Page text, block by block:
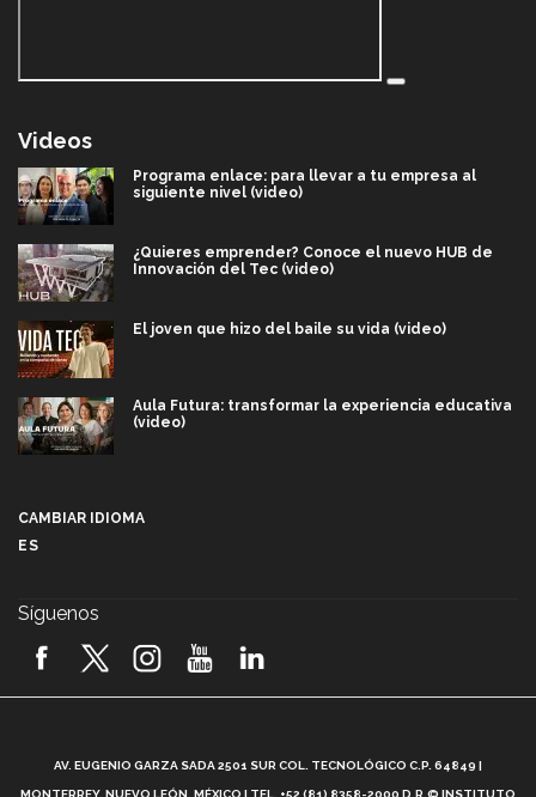
Videos
Programa enlace: para llevar a tu empresa al
siguiente nivel (video)
¿Quieres emprender? Conoce el nuevo HUB de
Innovación del Tec (video)
El joven que hizo del baile su vida (video)
Aula Futura: transformar la experiencia educativa
(video)
2026! (video)
¿Cómo es el Modelo Educativo Tec? (video)
CAMBIAR IDIOMA
ES
Síguenos
AV. EUGENIO GARZA SADA 2501 SUR COL. TECNOLÓGICO C.P. 64849 |
MONTERREY, NUEVO LEÓN, MÉXICO | TEL. +52 (81) 8358-2000 D.R.© INSTITUTO